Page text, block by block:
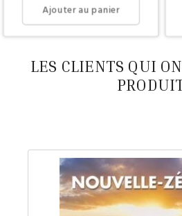
Ajouter au panier
LES CLIENTS QUI